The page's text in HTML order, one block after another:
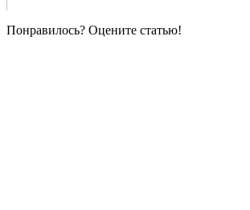
Понравилось? Оцените статью!